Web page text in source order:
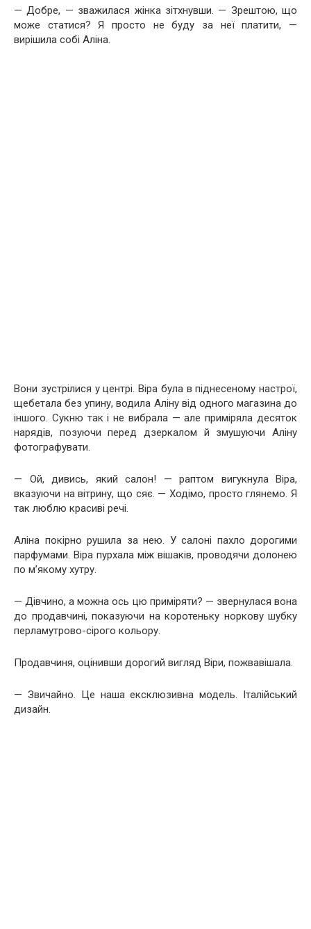
— Добре, — зважилася жінка зітхнувши. — Зрештою, що
може статися? Я просто не буду за неї платити, —
вирішила собі Аліна.
Вони зустрілися у центрі. Віра була в піднесеному настрої,
щебетала без упину, водила Аліну від одного магазина до
іншого. Сукню так і не вибрала — але приміряла десяток
нарядів, позуючи перед дзеркалом й змушуючи Аліну
фотографувати.
— Ой, дивись, який салон! — раптом вигукнула Віра,
вказуючи на вітрину, що сяє. — Ходімо, просто глянемо. Я
так люблю красиві речі.
Аліна покірно рушила за нею. У салоні пахло дорогими
парфумами. Віра пурхала між вішаків, проводячи долонею
по м’якому хутру.
— Дівчино, а можна ось цю приміряти? — звернулася вона
до продавчині, показуючи на коротеньку норкову шубку
перламутрово-сірого кольору.
Продавчиня, оцінивши дорогий вигляд Віри, пожвавішала.
— Звичайно. Це наша ексклюзивна модель. Італійський
дизайн.